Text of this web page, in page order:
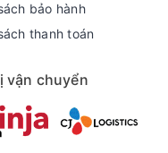
tính này có phần hạn
bảo hành
thanh toán
vận chuyển